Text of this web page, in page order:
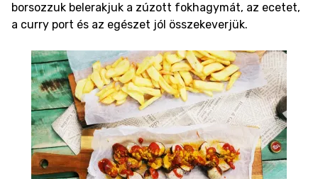
borsozzuk belerakjuk a zúzott fokhagymát, az ecetet,
a curry port és az egészet jól összekeverjük.